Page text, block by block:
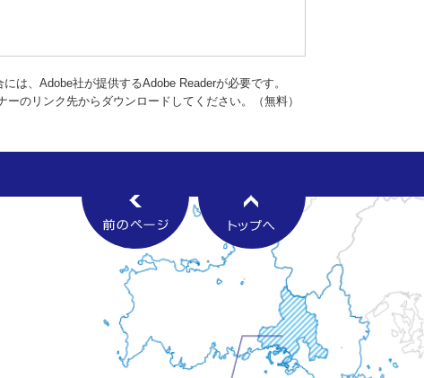
は、Adobe社が提供するAdobe Readerが必要です。
のリンク先からダウンロードしてください。（無料）